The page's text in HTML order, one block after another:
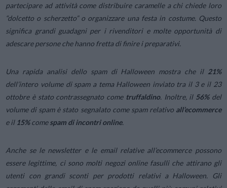
partecipare ad attività come distribuire caramelle a chi chiede loro
“dolcetto o scherzetto” o organizzare una festa in costume. Questo
significa grandi guadagni per i rivenditori e molte opportunità di
adescare persone che hanno fretta di finire i preparativi.
Una rapida analisi dello spam di Halloween mostra che il 21%
dell’intero volume di spam a tema Halloween inviato tra il 3 e il 23
ottobre è stato contrassegnato come truffaldino. Inoltre, il 56%del
volume di spam è stato segnalato come spam relativo all’ecommerce
e il 15%comespam di incontri online.
Anche se le newsletter e le email relative all’ecommerce possono
essere legittime, ci sono molti negozi online fasulli che attirano gli
utenti con grandi sconti per prodotti relativi a Halloween. Gli